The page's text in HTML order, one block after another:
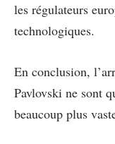
les régulateurs
technologiques.
En conclusion,
Pavlovski ne sont
beaucoup plus